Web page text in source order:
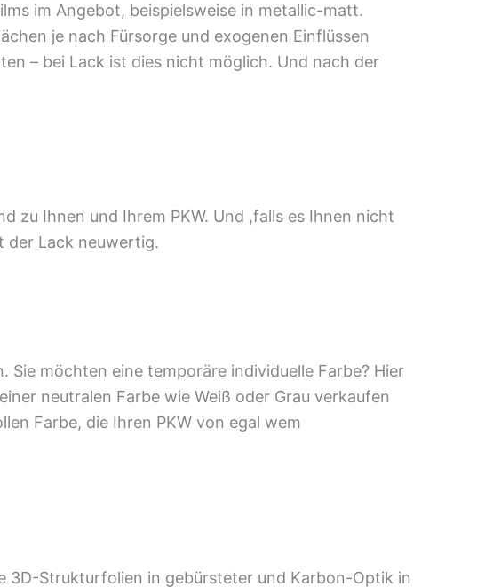
im Angebot, beispielsweise in metallic-matt.
je nach Fürsorge und exogenen Einflüssen
– bei Lack ist dies nicht möglich. Und nach der
zu Ihnen und Ihrem PKW. Und ,falls es Ihnen nicht
der Lack neuwertig.
möchten eine temporäre individuelle Farbe? Hier
neutralen Farbe wie Weiß oder Grau verkaufen
Farbe, die Ihren PKW von egal wem
3D-Strukturfolien in gebürsteter und Karbon-Optik in